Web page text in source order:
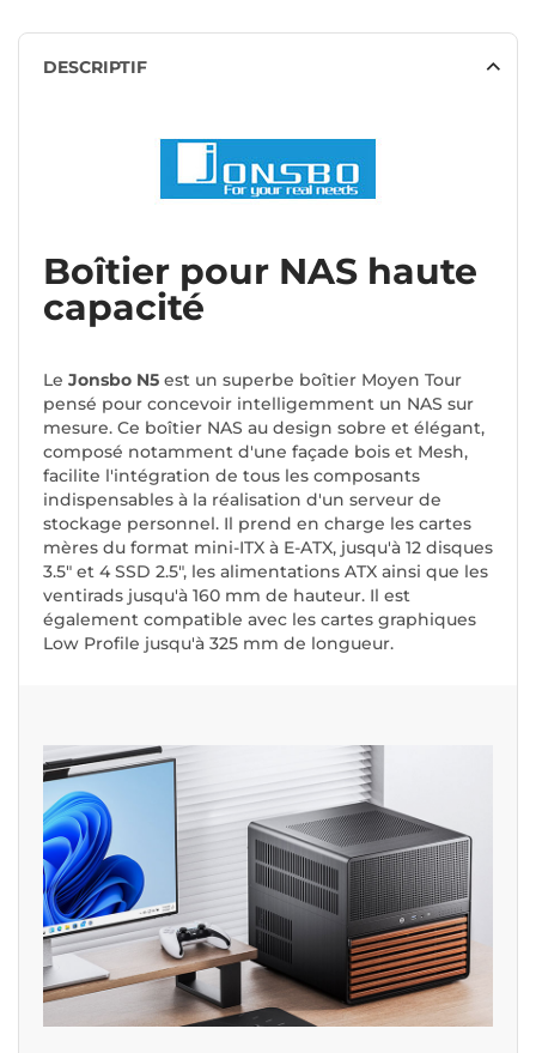
DESCRIPTIF
Boîtier pour NAS haute
capacité
Le Jonsbo N5 est un superbe boîtier Moyen Tour
pensé pour concevoir intelligemment un NAS sur
mesure. Ce boîtier NAS au design sobre et élégant,
composé notamment d'une façade bois et Mesh,
facilite l'intégration de tous les composants
indispensables à la réalisation d'un serveur de
stockage personnel. Il prend en charge les cartes
mères du format mini-ITX à E-ATX, jusqu'à 12 disques
3.5" et 4 SSD 2.5", les alimentations ATX ainsi que les
ventirads jusqu'à 160 mm de hauteur. Il est
également compatible avec les cartes graphiques
Low Profile jusqu'à 325 mm de longueur.